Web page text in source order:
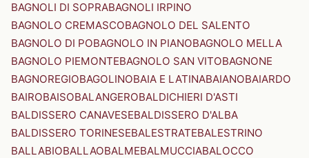
BAGNOLI DI SOPRABAGNOLI IRPINO
BAGNOLO CREMASCOBAGNOLO DEL SALENTO
BAGNOLO DI POBAGNOLO IN PIANOBAGNOLO MELLA
BAGNOLO PIEMONTEBAGNOLO SAN VITOBAGNONE
BAGNOREGIOBAGOLINOBAIA E LATINABAIANOBAIARDO
BAIROBAISOBALANGEROBALDICHIERI D'ASTI
BALDISSERO CANAVESEBALDISSERO D'ALBA
BALDISSERO TORINESEBALESTRATEBALESTRINO
BALLABIOBALLAOBALMEBALMUCCIABALOCCO